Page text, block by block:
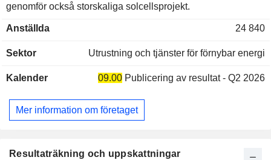
genomför också storskaliga solcellsprojekt.
Anställda 24 840
Sektor Utrustning och tjänster för förnybar energi
Kalender 09.00 Publicering av resultat - Q2 2026
Mer information om företaget
Resultaträkning och uppskattningar